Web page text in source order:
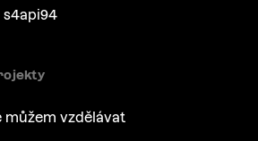
můžem vzdělávat